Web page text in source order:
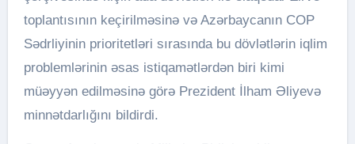
toplantısının keçirilməsinə və Azərbaycanın COP
Sədrliyinin prioritetləri sırasında bu dövlətlərin iqlim
problemlərinin əsas istiqamətlərdən biri kimi
müəyyən edilməsinə görə Prezident İlham Əliyevə
minnətdarlığını bildirdi.